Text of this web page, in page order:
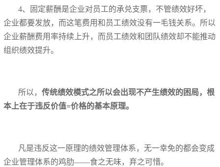
4、固定薪酬是企业对员工的承兑支票，不管绩效好坏，
企业都要发放，而这笔费用和员工绩效没有一毛钱关系。所以
企业薪酬费用率持续上升，而员工绩效和团队绩效却不能推动
组织绩效提升。
所以，传统绩效模式之所以会出现不产生绩效的困局，根
本上在于违反价值=价格的基本原理。
凡是违反这一原理的绩效管理体系，无一幸免的都会变成
企业管理体系的鸡肋——食之无味，弃之可惜。